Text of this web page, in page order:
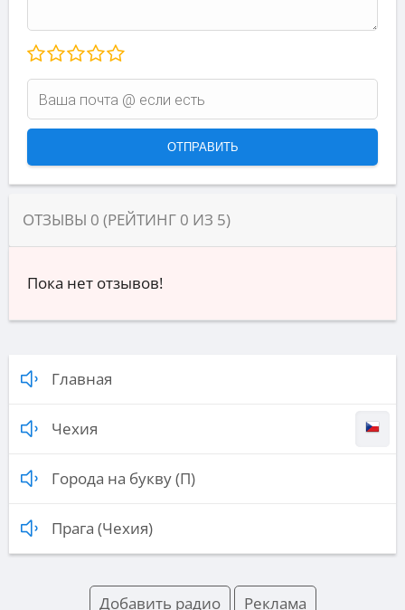
ОТЗЫВЫ 0 (РЕЙТИНГ 0 ИЗ 5)
Пока нет отзывов!
Главная
Чехия
Города на букву (П)
Прага (Чехия)
Добавить радио Реклама